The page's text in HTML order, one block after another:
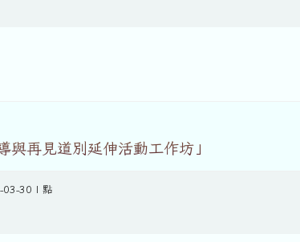
與再見道別延伸活動工作坊」
03-30 | 點